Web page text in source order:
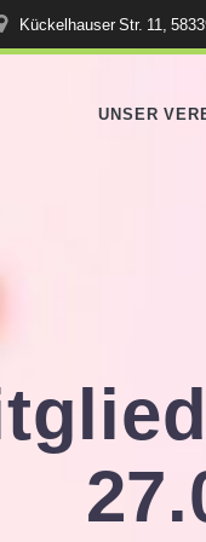
Kückelhauser Str. 11,
UNSER